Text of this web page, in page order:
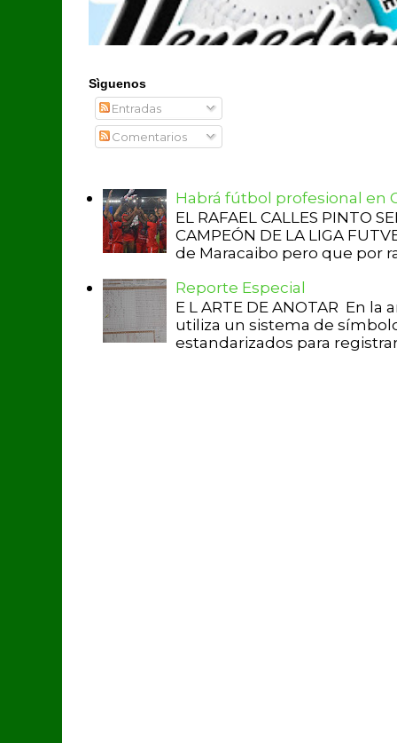
Sìguenos
Entradas
Comentarios
Habrá fútbol profesional en
EL RAFAEL CALLES PINTO
CAMPEÓN DE LA LIGA
de Maracaibo pero que por
Reporte Especial
E L ARTE DE ANOTAR En
utiliza un sistema de
estandarizados para